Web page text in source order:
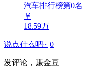
汽车排行榜第0名
￥
18.59万
说点什么吧~ 0
发评论，赚金豆